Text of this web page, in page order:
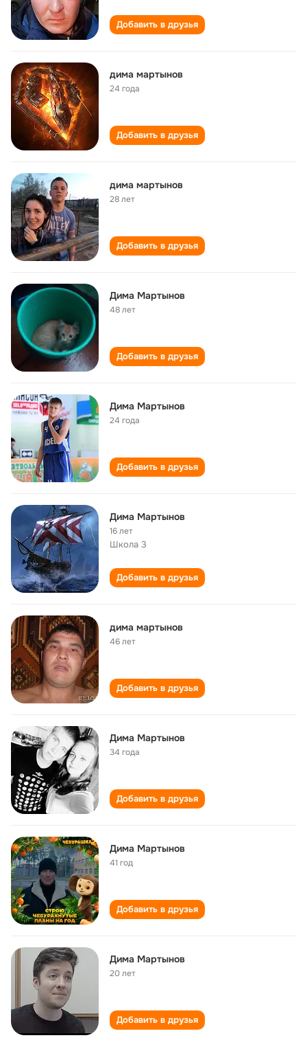
Добавить в друзья
дима мартынов
24 года
Добавить в друзья
дима мартынов
28 лет
Добавить в друзья
Дима Мартынов
48 лет
Добавить в друзья
Дима Мартынов
24 года
Добавить в друзья
Дима Мартынов
16 лет
Школа 3
Добавить в друзья
дима мартынов
46 лет
Добавить в друзья
Дима Мартынов
34 года
Добавить в друзья
Дима Мартынов
41 год
Добавить в друзья
Дима Мартынов
20 лет
Добавить в друзья